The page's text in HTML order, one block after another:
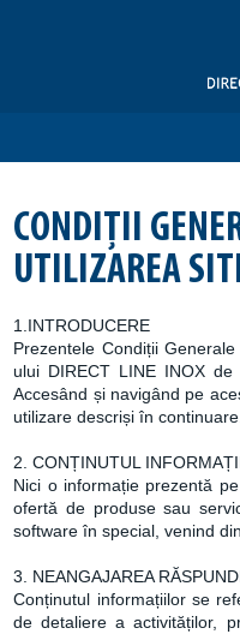
CONDIȚII
UTILIZAREA
1.INTRODUCERE
Prezentele Condiții
ului DIRECT LINE INOX
Accesând și navigând pe
utilizare descriși în
2. CONȚINUTUL
Nici o informație prezentă
ofertă de produse sau
software în special, venind
3. NEANGAJAREA
Conținutul informațiilor se
de detaliere a activităților,